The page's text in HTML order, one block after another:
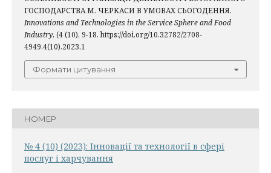
ГОСПОДАРСТВА М. ЧЕРКАСИ В УМОВАХ СЬОГОДЕННЯ.
Innovations and Technologies in the Service Sphere and Food
Industry, (4 (10), 9-18. https://doi.org/10.32782/2708-
4949.4(10).2023.1
Формати цитування
НОМЕР
№ 4 (10) (2023): Інновації та технології в сфері
послуг і харчування